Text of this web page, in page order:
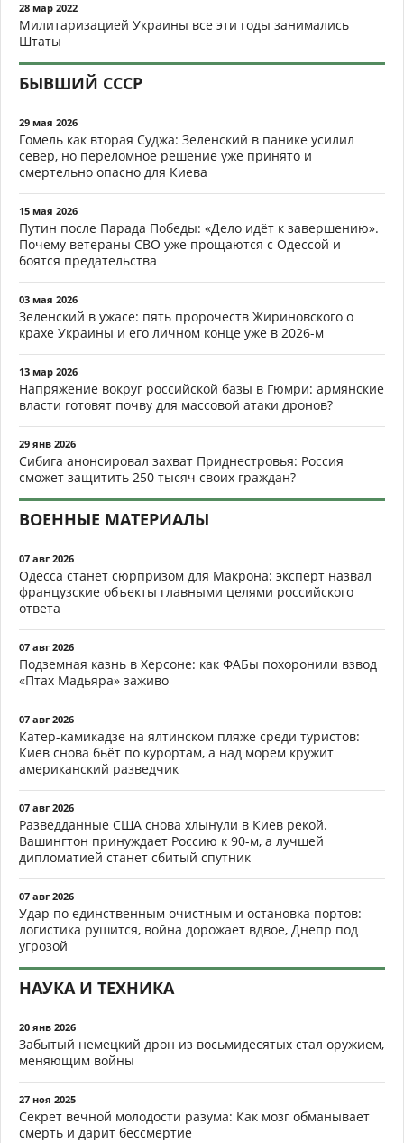
28 мар 2022
Милитаризацией Украины все эти годы занимались
Штаты
БЫВШИЙ СССР
29 мая 2026
Гомель как вторая Суджа: Зеленский в панике усилил
север, но переломное решение уже принято и
смертельно опасно для Киева
15 мая 2026
Путин после Парада Победы: «Дело идёт к завершению».
Почему ветераны СВО уже прощаются с Одессой и
боятся предательства
03 мая 2026
Зеленский в ужасе: пять пророчеств Жириновского о
крахе Украины и его личном конце уже в 2026-м
13 мар 2026
Напряжение вокруг российской базы в Гюмри: армянские
власти готовят почву для массовой атаки дронов?
29 янв 2026
Сибига анонсировал захват Приднестровья: Россия
сможет защитить 250 тысяч своих граждан?
ВОЕННЫЕ МАТЕРИАЛЫ
07 авг 2026
Одесса станет сюрпризом для Макрона: эксперт назвал
французские объекты главными целями российского
ответа
07 авг 2026
Подземная казнь в Херсоне: как ФАБы похоронили взвод
«Птах Мадьяра» заживо
07 авг 2026
Катер-камикадзе на ялтинском пляже среди туристов:
Киев снова бьёт по курортам, а над морем кружит
американский разведчик
07 авг 2026
Разведданные США снова хлынули в Киев рекой.
Вашингтон принуждает Россию к 90-м, а лучшей
дипломатией станет сбитый спутник
07 авг 2026
Удар по единственным очистным и остановка портов:
логистика рушится, война дорожает вдвое, Днепр под
угрозой
НАУКА И ТЕХНИКА
20 янв 2026
Забытый немецкий дрон из восьмидесятых стал оружием,
меняющим войны
27 ноя 2025
Секрет вечной молодости разума: Как мозг обманывает
смерть и дарит бессмертие